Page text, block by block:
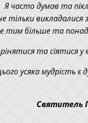
Я часто думав та
тільки викладалися
тим більше та
та сіятися
усяка мудрість
Святитель